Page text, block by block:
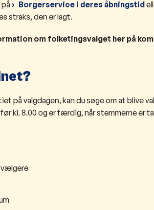
Borgerservice i deres åbningstid
straks, den er lagt.
om folketingsvalget her på
på valgdagen, kan du søge om at blive
kl. 8.00 og er færdig, når stemmerne er
vælgere